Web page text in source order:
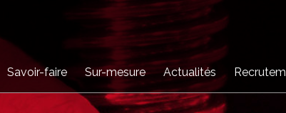
Savoir-faire Sur-mesure Actualités